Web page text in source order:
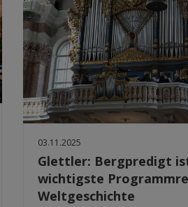
03.11.2025
Glettler: Bergpredigt
wichtigste
Weltgeschichte